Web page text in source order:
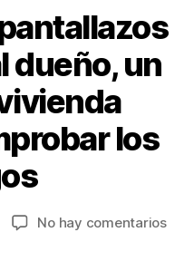
dueño, un
los
No hay comentariosen